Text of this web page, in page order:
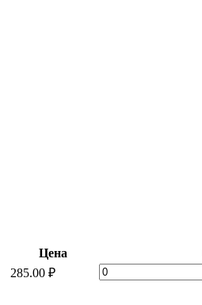
Цена
285.00 ₽
Набор
"Сиреневая